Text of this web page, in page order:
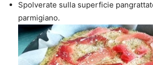
Spolverate sulla superficie
parmigiano.